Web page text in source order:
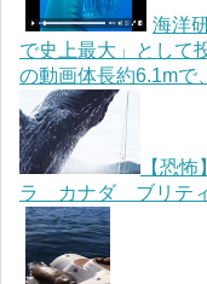
海洋
で史上最大」として
の動画体長約6.1mで
【恐
ラ カナダ ブリティ